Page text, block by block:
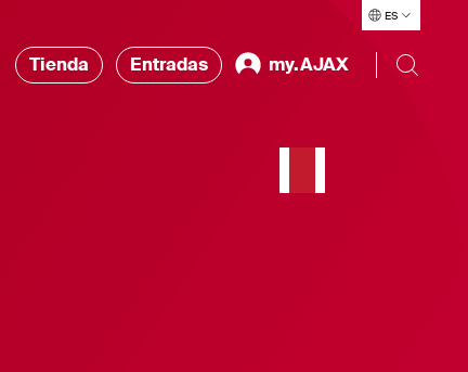
ES
Tienda Entradas my.AJAX